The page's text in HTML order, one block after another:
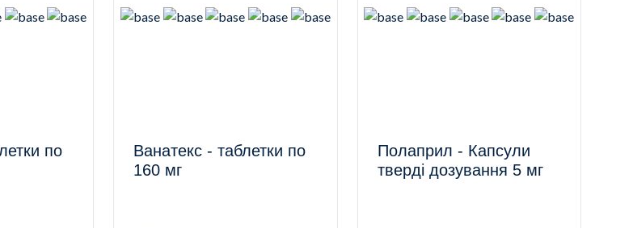
по
Ванатекс - таблетки по
160 мг
Полаприл - Капсули
тверді дозування 5 мг